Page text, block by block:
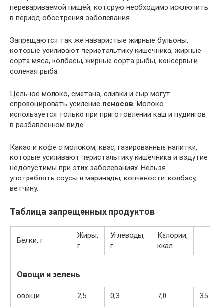
перевариваемой пищей, которую необходимо исключить
в период обострения заболевания.
Запрещаются так же наваристые жирные бульоны,
которые усиливают перистальтику кишечника, жирные
сорта мяса, колбасы, жирные сорта рыбы, консервы и
соленая рыба.
Цельное молоко, сметана, сливки и сыр могут
спровоцировать усиление поносов . Молоко
используется только при приготовлении каш и пудингов
в разбавленном виде.
Какао и кофе с молоком, квас, газированные напитки,
которые усиливают перистальтику кишечника и вздутие
недопустимы при этих заболеваниях. Нельзя
употреблять соусы и маринады, копчености, колбасу,
ветчину.
Таблица запрещенных продуктов
Белки, г
Жиры,
г
Углеводы,
г
Калории,
ккал
Овощи и зелень
овощи 2,5 0,3 7,0
35